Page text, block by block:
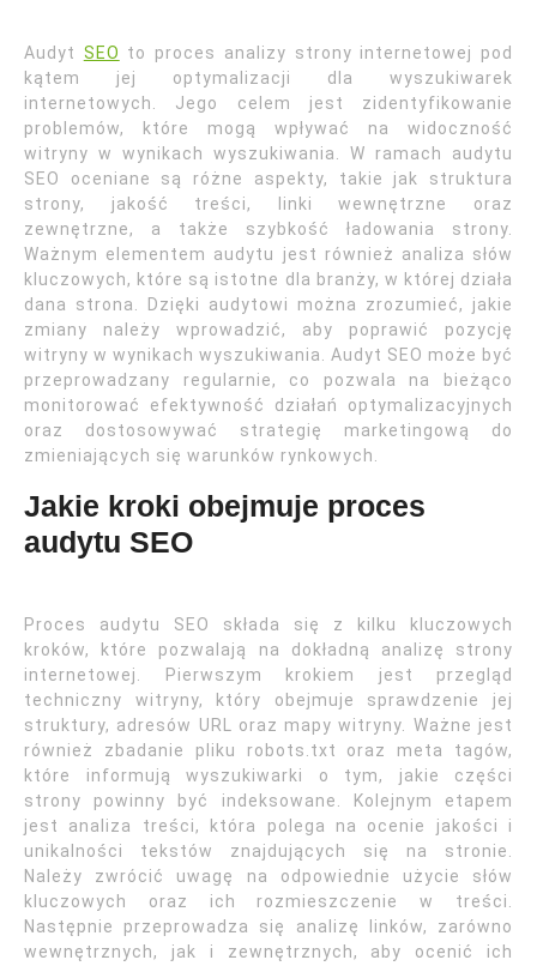
Audyt SEO to proces analizy strony internetowej pod
kątem jej optymalizacji dla wyszukiwarek
internetowych. Jego celem jest zidentyfikowanie
problemów, które mogą wpływać na widoczność
witryny w wynikach wyszukiwania. W ramach audytu
SEO oceniane są różne aspekty, takie jak struktura
strony, jakość treści, linki wewnętrzne oraz
zewnętrzne, a także szybkość ładowania strony.
Ważnym elementem audytu jest również analiza słów
kluczowych, które są istotne dla branży, w której działa
dana strona. Dzięki audytowi można zrozumieć, jakie
zmiany należy wprowadzić, aby poprawić pozycję
witryny w wynikach wyszukiwania. Audyt SEO może być
przeprowadzany regularnie, co pozwala na bieżąco
monitorować efektywność działań optymalizacyjnych
oraz dostosowywać strategię marketingową do
zmieniających się warunków rynkowych.
Jakie kroki obejmuje proces
audytu SEO
Proces audytu SEO składa się z kilku kluczowych
kroków, które pozwalają na dokładną analizę strony
internetowej. Pierwszym krokiem jest przegląd
techniczny witryny, który obejmuje sprawdzenie jej
struktury, adresów URL oraz mapy witryny. Ważne jest
również zbadanie pliku robots.txt oraz meta tagów,
które informują wyszukiwarki o tym, jakie części
strony powinny być indeksowane. Kolejnym etapem
jest analiza treści, która polega na ocenie jakości i
unikalności tekstów znajdujących się na stronie.
Należy zwrócić uwagę na odpowiednie użycie słów
kluczowych oraz ich rozmieszczenie w treści.
Następnie przeprowadza się analizę linków, zarówno
wewnętrznych, jak i zewnętrznych, aby ocenić ich